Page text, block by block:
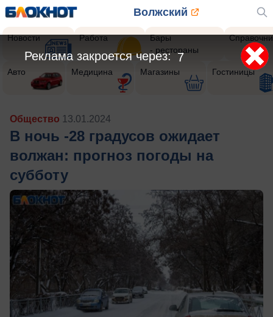
Волжский
Новости Работа
Бары
- рестораны
Авто Медицина Магазины Гостиницы
Общество 13.01.2024
В ночь -28 градусов ожидает
волжан: прогноз погоды на
субботу
5
Реклама закроется через: